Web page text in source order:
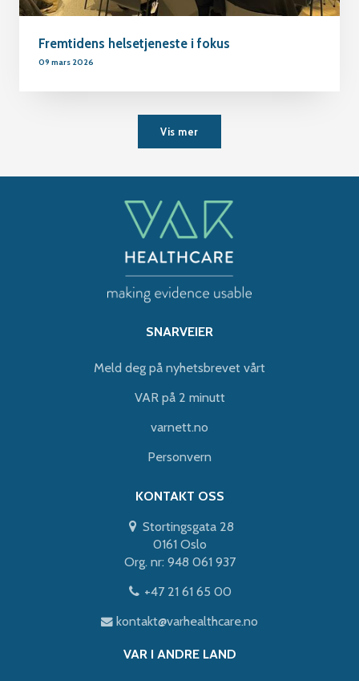
Fremtidens helsetjeneste i fokus
09 mars 2026
Vis mer
SNARVEIER
Meld deg på nyhetsbrevet vårt
VAR på 2 minutt
varnett.no
Personvern
KONTAKT OSS
Stortingsgata 28
0161 Oslo
Org. nr: 948 061 937
+47 21 61 65 00
kontakt@varhealthcare.no
VAR I ANDRE LAND